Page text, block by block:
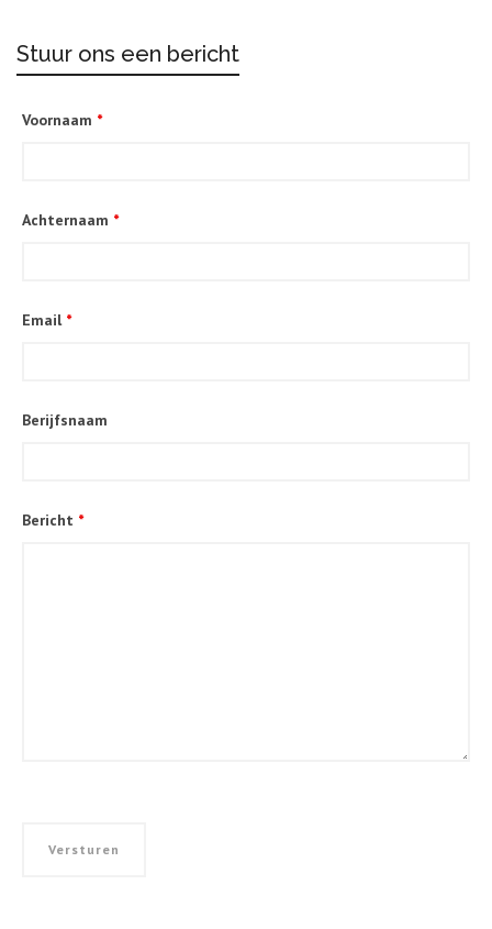
Stuur ons een bericht
Voornaam *
Achternaam *
Email *
Berijfsnaam
Bericht *